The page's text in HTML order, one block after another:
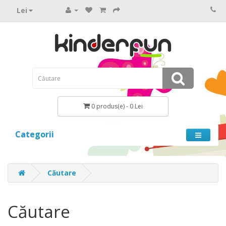
Lei
0 produs(e) - 0 Lei
Categorii
Căutare
Căutare